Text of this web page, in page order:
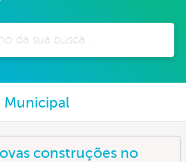
Municipal
construções no